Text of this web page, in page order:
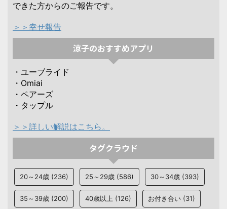
できた方からのご報告です。
＞＞幸せ報告
涼子のおすすめアプリ
・ユーブライド
・Omiai
・ペアーズ
・タップル
＞＞詳しい解説はこちら。
タグクラウド
20～24歳 (236) 25～29歳 (586) 30～34歳 (393)
35～39歳 (200) 40歳以上 (126) お付き合い (31)